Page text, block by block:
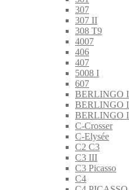
307
307 II
308 T9
4007
406
407
5008 I
607
BERLINGO
BERLINGO
BERLINGO
C-Crosser
C-Elysée
C2 C3
C3 III
C3 Picasso
C4